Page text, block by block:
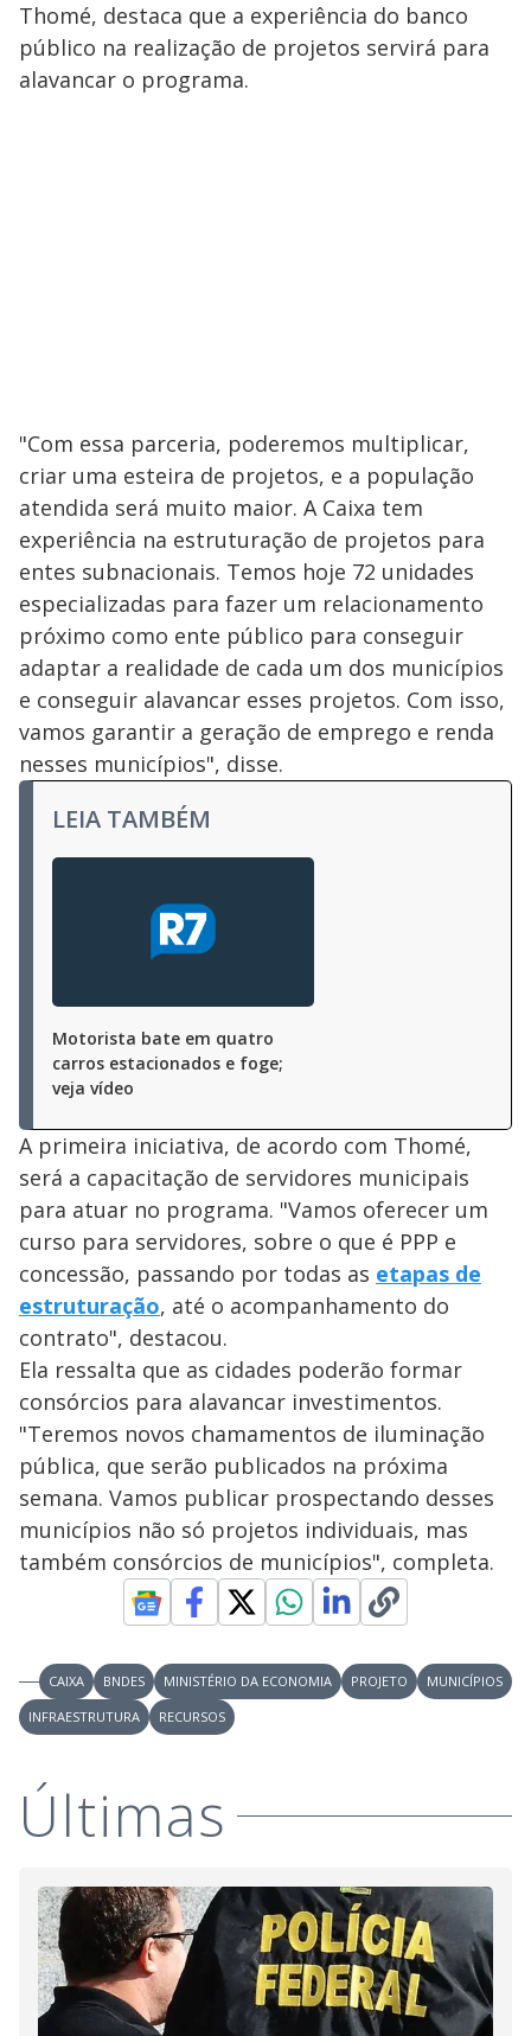
Thomé, destaca que a experiência do banco
público na realização de projetos servirá para
alavancar o programa.
"Com essa parceria, poderemos multiplicar,
criar uma esteira de projetos, e a população
atendida será muito maior. A Caixa tem
experiência na estruturação de projetos para
entes subnacionais. Temos hoje 72 unidades
especializadas para fazer um relacionamento
próximo como ente público para conseguir
adaptar a realidade de cada um dos municípios
e conseguir alavancar esses projetos. Com isso,
vamos garantir a geração de emprego e renda
nesses municípios", disse.
LEIA TAMBÉM
Motorista bate em quatro
carros estacionados e foge;
veja vídeo
A primeira iniciativa, de acordo com Thomé,
será a capacitação de servidores municipais
para atuar no programa. "Vamos oferecer um
curso para servidores, sobre o que é PPP e
concessão, passando por todas as etapas de
estruturação, até o acompanhamento do
contrato", destacou.
Ela ressalta que as cidades poderão formar
consórcios para alavancar investimentos.
"Teremos novos chamamentos de iluminação
pública, que serão publicados na próxima
semana. Vamos publicar prospectando desses
municípios não só projetos individuais, mas
também consórcios de municípios", completa.
CAIXA BNDES MINISTÉRIO DA ECONOMIA PROJETO
MUNICÍPIOS
INFRAESTRUTURA
RECURSOS
Últimas